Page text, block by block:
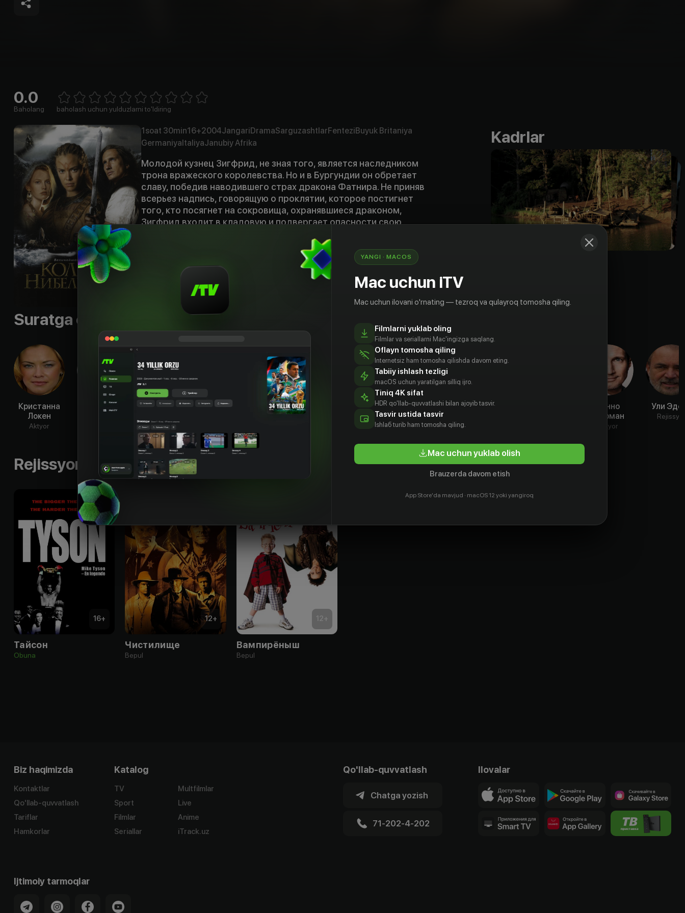
0.0
Baholang 1 Star2 Stars3 Stars4 Stars5 Stars6 Stars7 Stars8 Stars
baholash uchun yulduzlarni to'ldiring
1soat 30min16+2004JangariDramaSarguzashtlarFenteziBuyuk Britaniya
GermaniyaItaliyaJanubiy Afrika
Молодой кузнец Зигфрид, не зная того, является наследником
трона вражеского королевства. Но и в Бургундии он обретает
славу, победив наводившего страх дракона Фатнира. Не приняв
всерьез надпись, говорящую о проклятии, которое постигнет
того, кто посягнет на сокровища, охранявшиеся драконом,
Зигфрид входит в кладовую и подвергает опасности свою
rus, eng
Kadrlar
Suratga olish guruhi
Кристанна
Локен
Aktyor
Роберт
Джулиан
Aktyor
Макс фон
Сэмюэл Уэст
Aktyor
Алисия Уитт
Aktyor
Мави
Хёрбигер
Aktyor
Алетта
Бенно
Фюрман
Aktyor
Ули
Rejissyor
Rejissyorning boshqa ishlari
16+
Тайсон
Obuna
12+
Чистилище
Bepul
12+
Вампирёныш
Bepul
Biz haqimizda
Kontaktlar
Qo'llab-quvvatlash
Tariflar
Hamkorlar
Katalog
TV
Sport
Filmlar
Seriallar
Multfilmlar
Live
Anime
iTrack.uz
Qo'llab-quvvatlash
Chatga yozish
71-202-4-202
Ilovalar
Ijtimoiy tarmoqlar
YANGI · MACOS
Mac uchun iTV
Mac uchun ilovani o'rnating — tezroq va qulayroq tomosha qiling.
Filmlarni yuklab oling
Filmlar va seriallarni Mac'ingizga saqlang.
Oflayn tomosha qiling
Internetsiz ham tomosha qilishda davom eting.
Tabiiy ishlash tezligi
macOS uchun yaratilgan silliq ijro.
Tiniq 4K sifat
HDR qo'llab-quvvatlashi bilan ajoyib tasvir.
Tasvir ustida tasvir
Ishlаб turib ham tomosha qiling.
Mac uchun yuklab olish
Brauzerda davom etish
App Store'da mavjud · macOS 12 yoki yangiroq